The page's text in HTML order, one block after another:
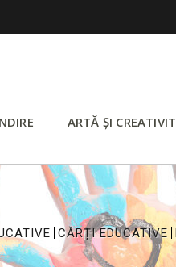
ARTĂ ȘI
CĂRȚI EDUCATIVE
>